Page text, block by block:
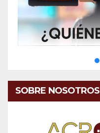
SOBRE NOSOTROS